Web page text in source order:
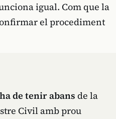
igual. Com que la
el procediment
de tenir abansde la
Civil amb prou